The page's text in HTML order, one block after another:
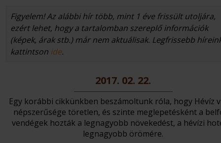
Figyelem! Az alábbi hír több, mint 1 éve frissült utoljára,
ezért lehet, hogy a tartalomban szereplő információk
(képek, árak stb.) már nem aktuálisak. Legfrissebb
kattintson ide.
2017. 02. 22.
Egy korábbi cikkünkben beszámoltunk róla, hogy Hévíz
népszerűsége töretlen, és szinte meglepetésként a
vendégek hozták a legnagyobb növekedést, a hévízi
legnagyobb örömére.